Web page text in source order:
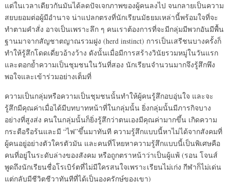
แต่ในเวลาเดียวกันมันได้ลดปัจเจกภาพของผู้คนลงไป จนกลายเป็นความ
สยบยอมต่อผู้มีอำนาจ น่าแปลกตรงที่นักเรียนมัธยมเหล่านี้พร้อมใจที่จะ
ทำตามคำสั่ง อาจเป็นเพราะลึก ๆ คนเราต้องการที่จะมีกลุ่มมีพวกอันมีพื้น
ฐานมาจากสัญชาตญาณรวมฝูง (herd instinct) การเป็นเสรีชนบางครั้งก็
ทำให้รู้สึกโดดเดี่ยวอ้างว้าง ดังนั้นเมื่อมีการสร้างวินัยรวมหมู่ในวันแรก
และตอกย้ำความเป็นชุมชนในวันที่สอง นักเรียนจำนวนมากจึงรู้สึกพึง
พอใจและเข้าร่วมอย่างเต็มที่
ความเป็นกลุ่มหรือความเป็นชุมชนนั้นทำให้ผู้คนรู้สึกอบอุ่นใจ และจะ
รู้สึกมีคุณค่าเมื่อได้มีบทบาทหน้าที่ในกลุ่มนั้น ยิ่งกลุ่มนั้นมีภารกิจบาง
อย่างที่สูงส่ง คนในกลุ่มนั้นก็ยิ่งรู้สึกว่าตนเองมีคุณค่ามากขึ้น เกิดความ
กระตือรือร้นและมี “ไฟ”ขึ้นมาทันที ความรู้สึกแบบนี้หาไม่ได้จากสังคมที่
ผู้คนอยู่อย่างตัวใครตัวมัน และคนที่โหยหาความรู้สึกแบบนี้เป็นพิเศษคือ
คนที่อยู่ในระดับล่างของสังคม หรือถูกตราหน้าว่าเป็นผู้แพ้ (รอน โจนส์
พูดถึงนักเรียนชื่อโรเบิร์ตที่ไม่มีใครสนใจเพราะเรียนไม่เก่ง กีฬาก็ไม่เด่น
แต่กลับมีชีวิตชีวาทันทีที่ได้เป็นองครักษ์ของเขา)